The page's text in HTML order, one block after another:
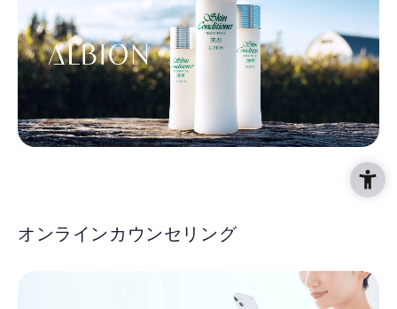
オンラインカウンセリング